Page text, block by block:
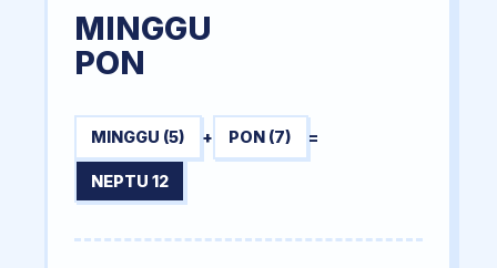
MINGGU
PON
MINGGU (5) + PON (7) =
NEPTU 12